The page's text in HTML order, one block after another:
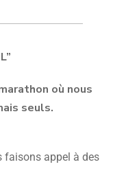
où nous
seuls.
faisons appel à des